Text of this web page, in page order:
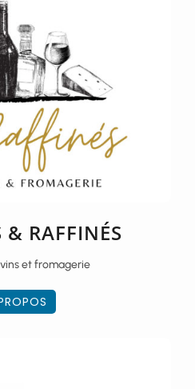
& RAFFINÉS
et fromagerie